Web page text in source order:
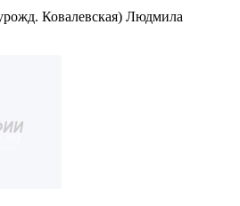
Ковалевская) Людмила